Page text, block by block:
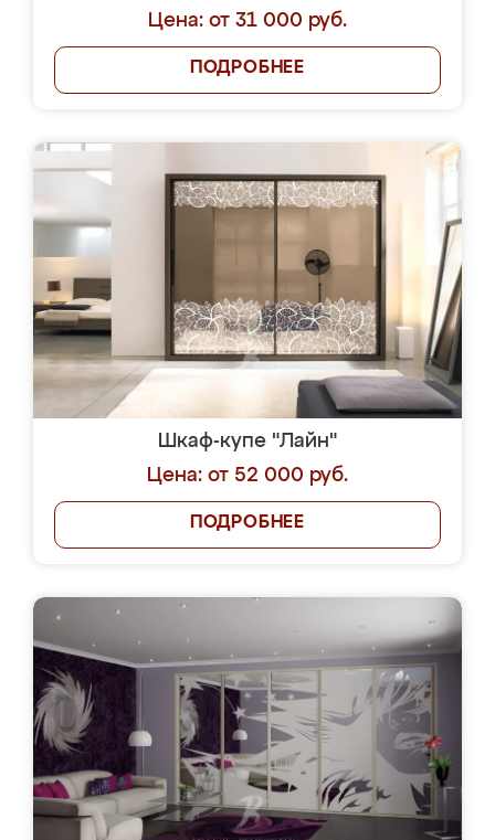
Цена: от 31 000 руб.
ПОДРОБНЕЕ
Шкаф-купе "Лайн"
Цена: от 52 000 руб.
ПОДРОБНЕЕ